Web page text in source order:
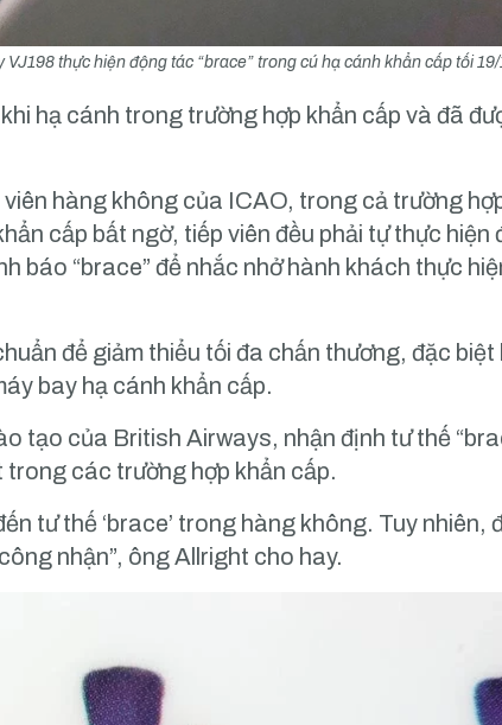
thực hiện động tác “brace” trong cú hạ cánh khẩn cấp tối 19/
hạ cánh trong trường hợp khẩn cấp và đã
hàng không của ICAO, trong cả trường
cấp bất ngờ, tiếp viên đều phải tự thực hiện
báo “brace” để nhắc nhở hành khách thực
để giảm thiểu tối đa chấn thương, đặc biệt
bay hạ cánh khẩn cấp.
tạo của British Airways, nhận định tư thế
các trường hợp khẩn cấp.
tư thế ‘brace’ trong hàng không. Tuy nhiên,
nhận”, ông Allright cho hay.